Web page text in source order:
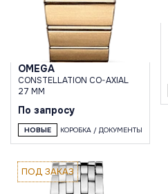
OMEGA
CONSTELLATION CO-AXIAL
27 MM
По запросу
НОВЫЕ КОРОБКА / ДОКУМЕНТЫ
ПОД ЗАКАЗ